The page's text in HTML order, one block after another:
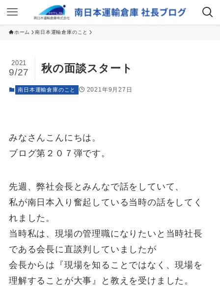
ホーム 南日本運輸倉庫のこと
秋の面談スタート
2021
9/27
南日本運輸倉庫のこと 2021年9月27日
みなさんこんにちは。
ブログ第２０７弾です。
先週、弊社会長とみんなで話をしていて、
私が南日本入り奮起している当時の話をしてく
れました。
当時私は、現場の管理職になりたいと当時社長
である会長に直談判していましたが
会長からは『現場を知ることではなく、現場を
理解することが大事』と教えを受けました。